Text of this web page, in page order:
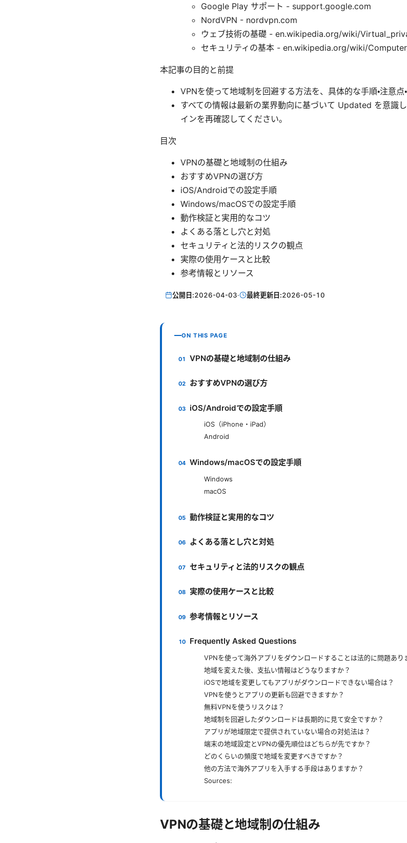
Google Play サポート - support.google.com
NordVPN - nordvpn.com
ウェブ技術の基礎 - en.wikipedia.org/wiki/
セキュリティの基本 - en.wikipedia.org/wiki/
本記事の目的と前提
VPNを使って地域制を回避する方法を、具体的な手順・注意点
すべての情報は最新の業界動向に基づいて Updated を意識
インを再確認してください。
目次
VPNの基礎と地域制の仕組み
おすすめVPNの選び方
iOS/Androidでの設定手順
Windows/macOSでの設定手順
動作検証と実用的なコツ
よくある落とし穴と対処
セキュリティと法的リスクの観点
実際の使用ケースと比較
参考情報とリソース
公開日:2026-04-03· 最終更新日:2026-05-10
ON THIS PAGE
VPNの基礎と地域制の仕組み
おすすめVPNの選び方
iOS/Androidでの設定手順
iOS（iPhone・iPad）
Android
Windows/macOSでの設定手順
Windows
macOS
動作検証と実用的なコツ
よくある落とし穴と対処
セキュリティと法的リスクの観点
実際の使用ケースと比較
参考情報とリソース
Frequently Asked Questions
VPNを使って海外アプリをダウンロードすることは法的に問題あり
地域を変えた後、支払い情報はどうなりますか？
iOSで地域を変更してもアプリがダウンロードできない場合は？
VPNを使うとアプリの更新も回避できますか？
無料VPNを使うリスクは？
地域制を回避したダウンロードは長期的に見て安全ですか？
アプリが地域限定で提供されていない場合の対処法は？
端末の地域設定とVPNの優先順位はどちらが先ですか？
どのくらいの頻度で地域を変更すべきですか？
他の方法で海外アプリを入手する手段はありますか？
Sources:
VPNの基礎と地域制の仕組み